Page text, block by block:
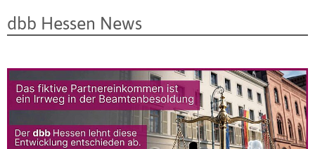
dbb Hessen News